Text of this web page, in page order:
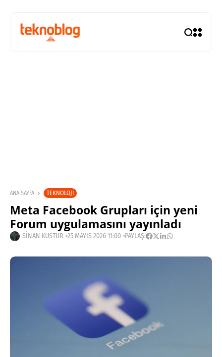
ANA SAYFA TEKNOLOJI
Meta Facebook Grupları için yeni
Forum uygulamasını yayınladı
SINAN KÜSTÜR 25 MAYIS 2026 11:00 PAYLAŞ: